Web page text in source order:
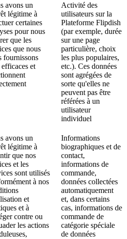
avons un
légitime à
certaines
pour nous
que les
que nous
fournissons
et
Activité des
utilisateurs sur la
Plateforme Flipdish
(par exemple, durée
sur une page
particulière, choix
les plus populaires,
etc.). Ces données
sont agrégées de
sorte qu'elles ne
peuvent pas être
référées à un
utilisateur
individuel
avons un
légitime à
que nos
et les
sont utilisés
à nos
et
et à
contre ou
les actions
Informations
biographiques et de
contact,
informations de
commande,
données collectées
automatiquement
et, dans certains
cas, informations de
commande de
catégorie spéciale
de données